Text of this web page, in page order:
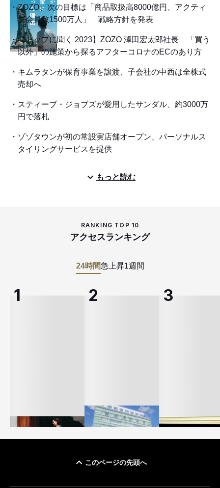
ZOZO、次の目標は「商品取扱高8000億円、アクティ
ブ会員数1500万人」 戦略方針を発表
【トップに聞く 2023】ZOZO 澤田宏太郎社長 「買う
以外」の施策から探るアフターコロナのECのあり方
キムラタンが保育事業を譲渡、子会社の中西は全株式
売却へ
スティーブ・ジョブズが愛用したサンダル、約3000万
円で落札
ゾゾタウンが初の常設実店舗オープン、パーソナルス
タイリングサービスを提供
もっと読む
RANKING TOP 10
アクセスランキング
24時間急上昇1週間
このページの先頭へ